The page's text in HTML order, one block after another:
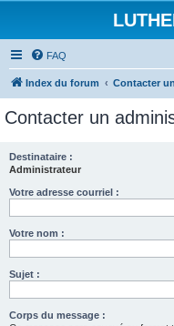
FAQ
Index du forum Contacter
Contacter un
Destinataire :
Administrateur
Votre adresse courriel :
Votre nom :
Sujet :
Corps du message :